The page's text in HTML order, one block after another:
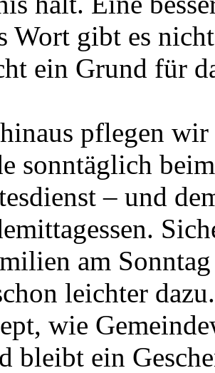
Wort gibt es
ein Grund für
pflegen
sonntäglich
– und
am
leichter
wie
bleibt ein